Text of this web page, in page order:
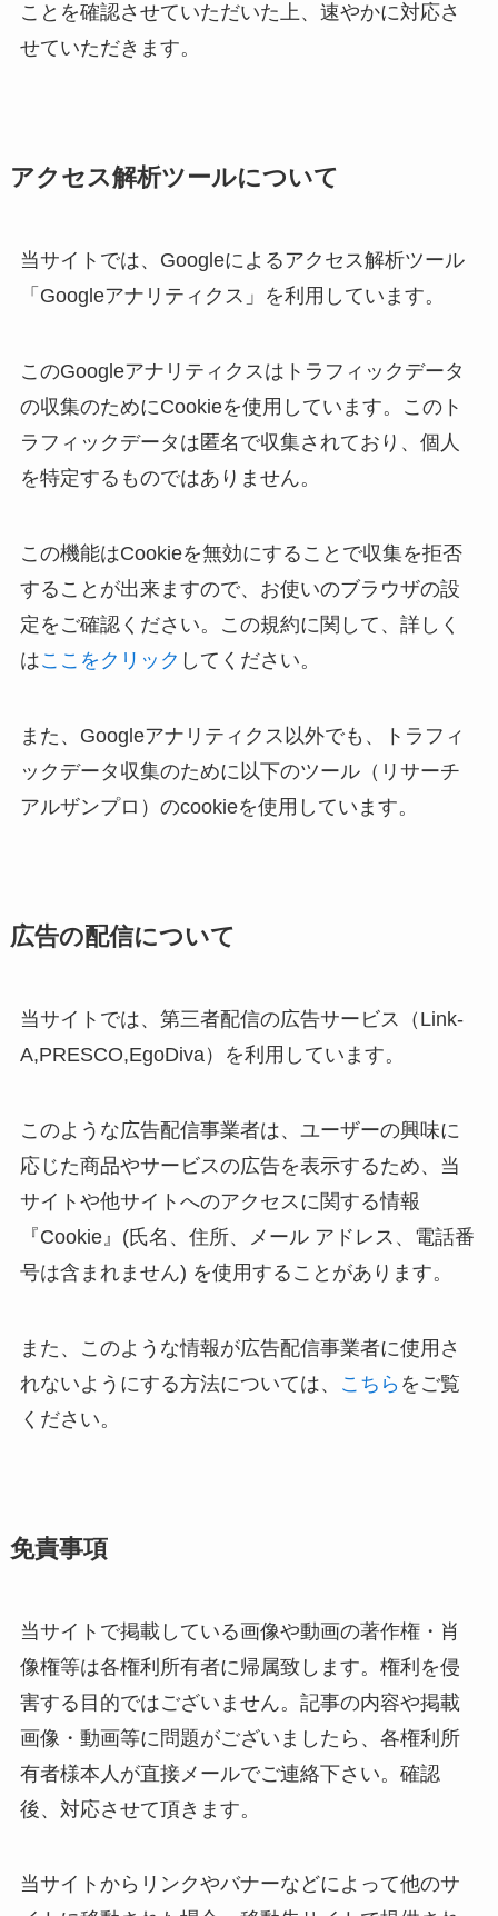
ことを確認させていただいた上、速やかに対応さ
せていただきます。
アクセス解析ツールについて
当サイトでは、Googleによるアクセス解析ツール
「Googleアナリティクス」を利用しています。
このGoogleアナリティクスはトラフィックデータ
の収集のためにCookieを使用しています。このト
ラフィックデータは匿名で収集されており、個人
を特定するものではありません。
この機能はCookieを無効にすることで収集を拒否
することが出来ますので、お使いのブラウザの設
定をご確認ください。この規約に関して、詳しく
はここをクリック してください。
また、Googleアナリティクス以外でも、トラフィ
ックデータ収集のために以下のツール（リサーチ
アルザンプロ）のcookieを使用しています。
広告の配信について
当サイトでは、第三者配信の広告サービス（Link-
A,PRESCO,EgoDiva ）を利用しています。
このような広告配信事業者は、ユーザーの興味に
応じた商品やサービスの広告を表示するため、当
サイトや他サイトへのアクセスに関する情報
『Cookie』(氏名、住所、メール アドレス、電話番
号は含まれません) を使用することがあります。
また、このような情報が広告配信事業者に使用さ
れないようにする方法については、
こちら をご覧
ください。
免責事項
当サイトで掲載している画像や動画の著作権・肖
像権等は各権利所有者に帰属致します。権利を侵
害する目的ではございません。記事の内容や掲載
画像・動画等に問題がございましたら、各権利所
有者様本人が直接メールでご連絡下さい。確認
後、対応させて頂きます。
当サイトからリンクやバナーなどによって他のサ